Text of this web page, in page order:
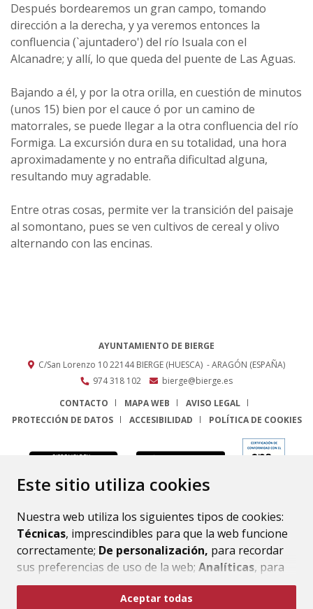
Este sitio utiliza cookies
Nuestra web utiliza los siguientes tipos de cookies:
Técnicas, imprescindibles para que la web funcione
correctamente; De personalización, para recordar
sus preferencias de uso de la web; Analíticas, para
mejorar el funcionamiento de la web y sus servicios.
Aceptar todas
Después bordearemos un gran campo, tomando
dirección a la derecha, y ya veremos entonces la
confluencia (`ajuntadero') del río Isuala con el
Alcanadre; y allí, lo que queda del puente de Las Aguas.
Bajando a él, y por la otra orilla, en cuestión de minutos
(unos 15) bien por el cauce ó por un camino de
matorrales, se puede llegar a la otra confluencia del río
Formiga. La excursión dura en su totalidad, una hora
aproximadamente y no entraña dificultad alguna,
resultando muy agradable.
Entre otras cosas, permite ver la transición del paisaje
al somontano, pues se ven cultivos de cereal y olivo
alternando con las encinas.
AYUNTAMIENTO DE BIERGE
C/San Lorenzo 1022144 BIERGE (HUESCA) - ARAGÓN (ESPAÑA)
974 318 102
bierge@bierge.es
CONTACTO
MAPA WEB
AVISO LEGAL
PROTECCIÓN DE DATOS
ACCESIBILIDAD POLÍTICA DE COOKIES